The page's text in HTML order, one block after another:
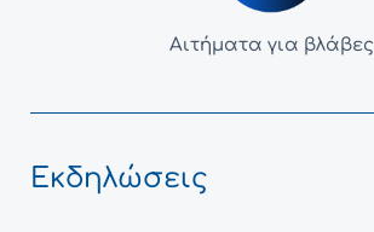
Αιτήματα για βλάβες
Εκδηλώσεις